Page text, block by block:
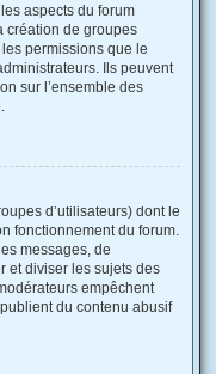
aspects du forum
création de groupes
permissions que le
Ils peuvent
sur l’ensemble des
d’utilisateurs) dont le
fonctionnement du forum.
messages, de
et diviser les sujets des
empêchent
du contenu abusif